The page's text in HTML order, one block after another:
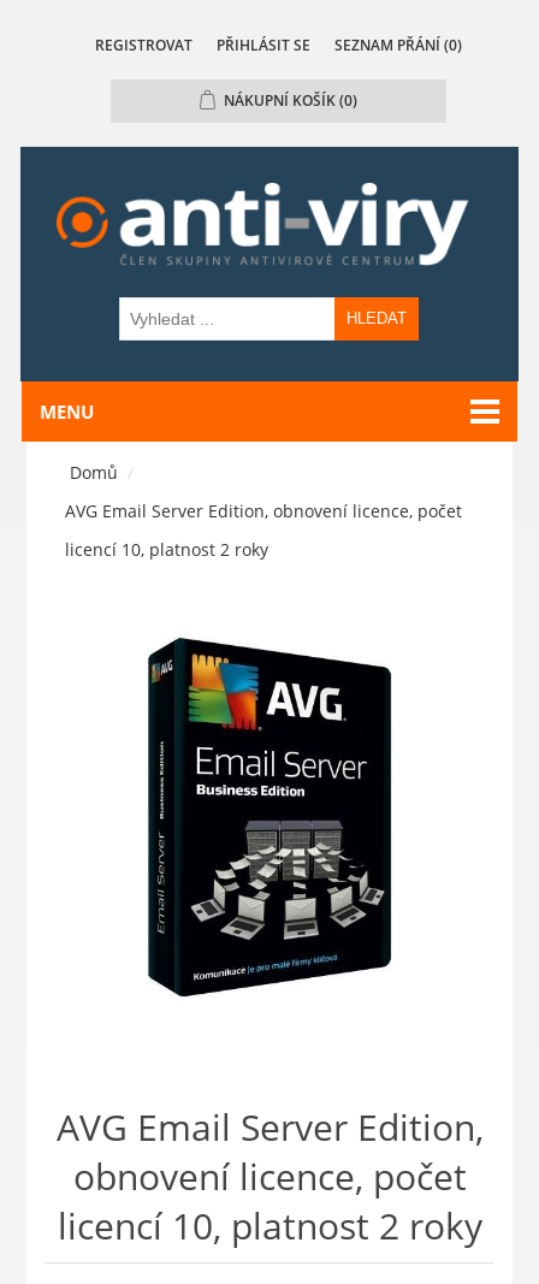
REGISTROVAT PŘIHLÁSIT SE SEZNAM PŘÁNÍ (0)
NÁKUPNÍ KOŠÍK(0)
HLEDAT
MENU
Domů /
AVG Email Server Edition, obnovení licence, počet
licencí 10, platnost 2 roky
AVG Email Server Edition,
obnovení licence, počet
licencí 10, platnost 2 roky